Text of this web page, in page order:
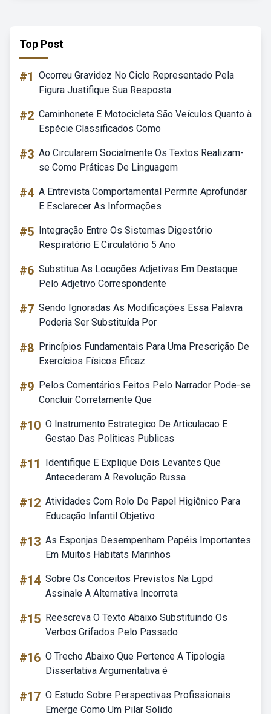
Top Post
#1 Ocorreu Gravidez No Ciclo Representado Pela
Figura Justifique Sua Resposta
#2 Caminhonete E Motocicleta São Veículos Quanto à
Espécie Classificados Como
#3 Ao Circularem Socialmente Os Textos Realizam-
se Como Práticas De Linguagem
#4 A Entrevista Comportamental Permite Aprofundar
E Esclarecer As Informações
#5 Integração Entre Os Sistemas Digestório
Respiratório E Circulatório 5 Ano
#6 Substitua As Locuções Adjetivas Em Destaque
Pelo Adjetivo Correspondente
#7 Sendo Ignoradas As Modificações Essa Palavra
Poderia Ser Substituída Por
#8 Princípios Fundamentais Para Uma Prescrição De
Exercícios Físicos Eficaz
#9 Pelos Comentários Feitos Pelo Narrador Pode-se
Concluir Corretamente Que
#10 O Instrumento Estrategico De Articulacao E
Gestao Das Politicas Publicas
#11
Identifique E Explique Dois Levantes Que
Antecederam A Revolução Russa
#12 Atividades Com Rolo De Papel Higiênico Para
Educação Infantil Objetivo
#13 As Esponjas Desempenham Papéis Importantes
Em Muitos Habitats Marinhos
#14 Sobre Os Conceitos Previstos Na Lgpd
Assinale A Alternativa Incorreta
#15 Reescreva O Texto Abaixo Substituindo Os
Verbos Grifados Pelo Passado
#16 O Trecho Abaixo Que Pertence A Tipologia
Dissertativa Argumentativa é
#17 O Estudo Sobre Perspectivas Profissionais
Emerge Como Um Pilar Solido